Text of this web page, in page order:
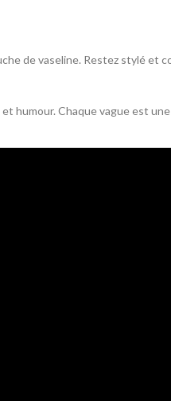
de vaseline. Restez stylé et
humour. Chaque vague est